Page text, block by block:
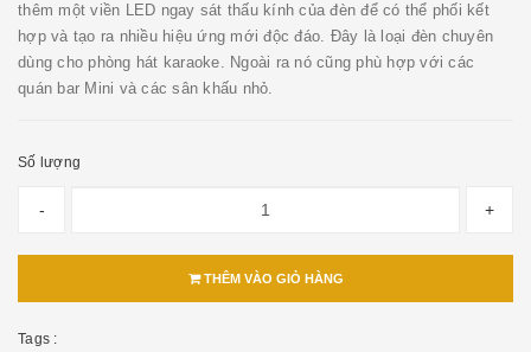
thêm một viền LED ngay sát thấu kính của đèn để có thể phối kết
hợp và tạo ra nhiều hiệu ứng mới độc đáo. Đây là loại đèn chuyên
dùng cho phòng hát karaoke. Ngoài ra nó cũng phù hợp với các
quán bar Mini và các sân khấu nhỏ.
Số lượng
- +
THÊM VÀO GIỎ HÀNG
Tags :